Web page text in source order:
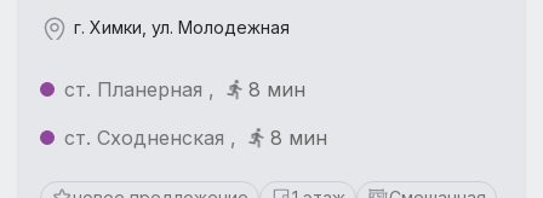
г. Химки, ул. Молодежная
ст. Планерная ,
8 мин
ст. Сходненская ,
8 мин